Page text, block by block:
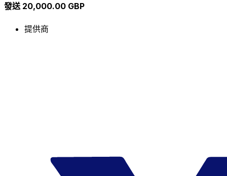
發送 20,000.00 GBP
提供商